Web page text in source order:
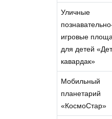
Уличные
игровые
для детей
кавардак»
Мобильный
планетарий
«КосмоСтар»